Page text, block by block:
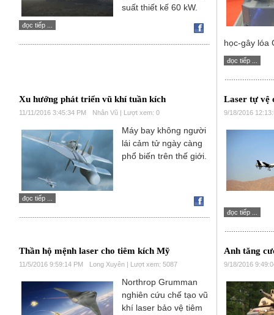
suất thiết kế 60 kW.
đọc tiếp ...
học-gây lóa
đọc tiếp ...
Xu hướng phát triển vũ khí tuần kích
11/11/2016 3:45:34 PM Nhân Vũ | Lượt xem: 0
Máy bay không người
lái cảm tử ngày càng
phổ biến trên thế giới.
đọc tiếp ...
Laser tự vệ
9/18/2016
đọc tiếp ...
Thần hộ mệnh laser cho tiêm kích Mỹ
11/5/2016 9:59:14 PM Long Xuyên | Lượt xem: 5087
Northrop Grumman
nghiên cứu chế tạo vũ
khí laser bảo vệ tiêm
Anh tăng
9/18/2016